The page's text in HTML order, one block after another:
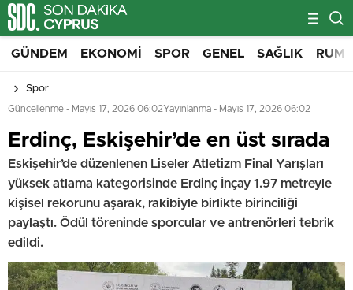
GÜNDEM EKONOMI SPOR GENEL SAĞLIK RUM
Spor
Güncellenme - Mayıs 17, 2026 06:02Yayınlanma - Mayıs 17, 2026 06:02
Erdinç, Eskişehir’de en üst sırada
Eskişehir’de düzenlenen Liseler Atletizm Final Yarışları
yüksek atlama kategorisinde Erdinç İnçay 1.97 metreyle
kişisel rekorunu aşarak, rakibiyle birlikte birinciliği
paylaştı. Ödül töreninde sporcular ve antrenörleri tebrik
edildi.